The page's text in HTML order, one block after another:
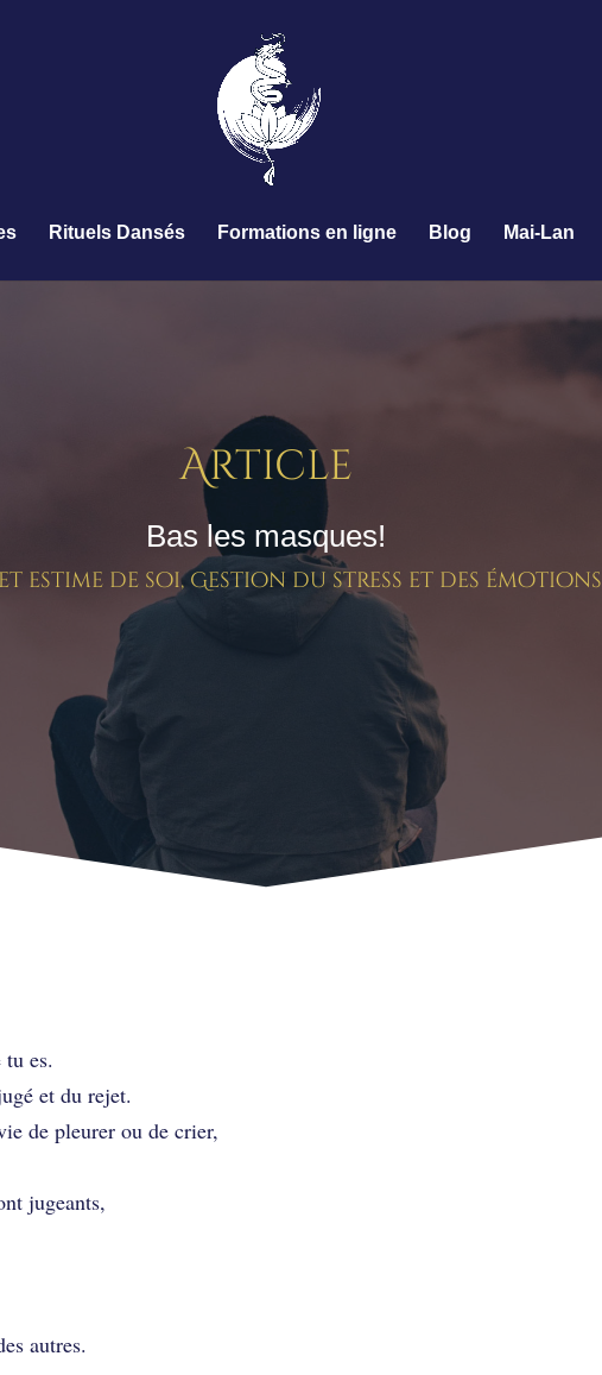
Rituels Dansés Formations en ligne Blog Mai-Lan
Article
Bas les masques!
estime de soi,Gestion du stress et des émotions
es.
et du rejet.
de pleurer ou de crier,
jugeants,
autres.